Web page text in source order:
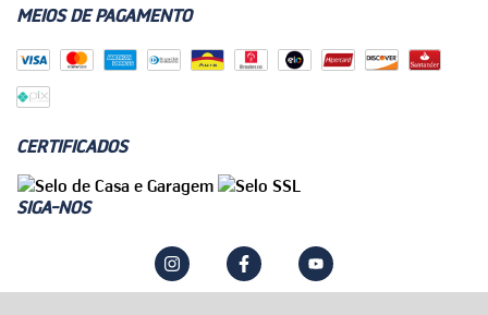
MEIOS DE PAGAMENTO
CERTIFICADOS
SIGA-NOS